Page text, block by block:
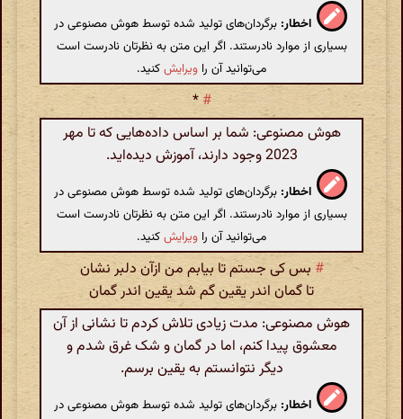
اخطار: برگردان‌های تولید شده توسط هوش مصنوعی در
بسیاری از موارد نادرستند. اگر این متن به نظرتان نادرست است
می‌توانید آن را ویرایشکنید.
#
*
هوش مصنوعی: شما بر اساس داده‌هایی که تا مهر
2023 وجود دارند، آموزش دیده‌اید.
اخطار: برگردان‌های تولید شده توسط هوش مصنوعی در
بسیاری از موارد نادرستند. اگر این متن به نظرتان نادرست است
می‌توانید آن را ویرایشکنید.
# بس کی جستم تا بیابم من ازآن دلبر نشان
تا گمان اندر یقین گم شد یقین اندر گمان
هوش مصنوعی: مدت زیادی تلاش کردم تا نشانی از آن
معشوق پیدا کنم، اما در گمان و شک غرق شدم و
دیگر نتوانستم به یقین برسم.
اخطار: برگردان‌های تولید شده توسط هوش مصنوعی در